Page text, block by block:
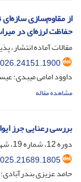
از مقاوم‌سازی
حفاظت لرزه‌ای در
مقالات آماده انتشار،
داوود امامی میبدی؛
مشاهده مقاله
بررسی رعنایی جرز
دوره 12، شماره 19، شهریور 1403، صفحه
حامد عزیزی